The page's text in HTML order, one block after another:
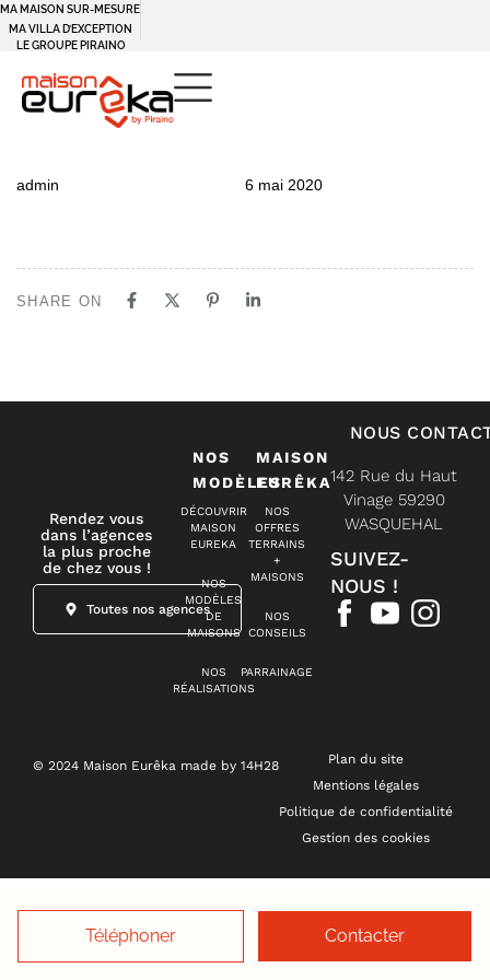
Téléphoner Contacter
MA MAISON SUR-MESURE
MA VILLA D’EXCEPTION
LE GROUPE PIRAINO
IN:
admin
on:
6 mai 2020
SHARE ON
Rendez vous
dans l’agences
la plus proche
de chez vous !
Toutes nos agences
NOS
MODÈLES
DÉCOUVRIR
MAISON
EUREKA
NOS
MODÈLES
DE
MAISONS
NOS
RÉALISATIONS
MAISON
EURÊKA
NOS
OFFRES
TERRAINS
+
MAISONS
NOS
CONSEILS
PARRAINAGE
NOUS
142 Rue du Haut
Vinage 59290
WASQUEHAL
SUIVEZ-
NOUS !
© 2024 Maison Eurêka made by 14H28
Plan du site
Mentions légales
Politique de confidentialité
Gestion des cookies